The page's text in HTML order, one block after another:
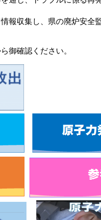
報収集し、県の廃炉安全
御確認ください。